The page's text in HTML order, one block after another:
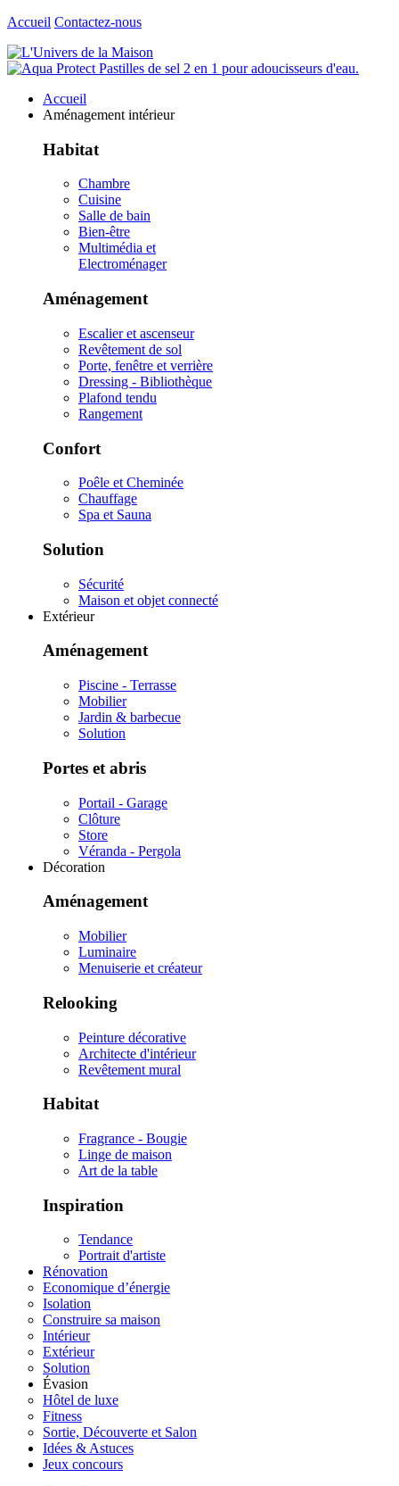
Accueil Contactez-nous
Accueil
Aménagement intérieur
Habitat
Chambre
Cuisine
Salle de bain
Bien-être
Multimédia et
Electroménager
Aménagement
Escalier et ascenseur
Revêtement de sol
Porte, fenêtre et verrière
Dressing - Bibliothèque
Plafond tendu
Rangement
Confort
Poêle et Cheminée
Chauffage
Spa et Sauna
Solution
Sécurité
Maison et objet connecté
Extérieur
Aménagement
Piscine - Terrasse
Mobilier
Jardin & barbecue
Solution
Portes et abris
Portail - Garage
Clôture
Store
Véranda - Pergola
Décoration
Aménagement
Mobilier
Luminaire
Menuiserie et créateur
Relooking
Peinture décorative
Architecte d'intérieur
Revêtement mural
Habitat
Fragrance - Bougie
Linge de maison
Art de la table
Inspiration
Tendance
Portrait d'artiste
Rénovation
Economique d’énergie
Isolation
Construire sa maison
Intérieur
Extérieur
Solution
Évasion
Hôtel de luxe
Fitness
Sortie, Découverte et Salon
Idées & Astuces
Jeux concours